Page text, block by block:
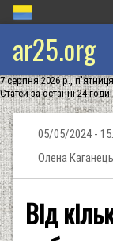
ar25.org
7 серпня 2026 р.,
Статей за останні 24
05/05/2024 -
Олена Каганець
Від